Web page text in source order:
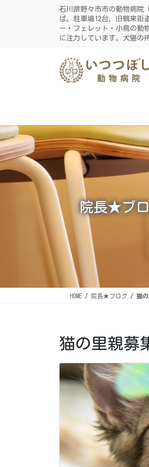
石川県野々市市の動物病院
ば。駐車場12台、旧鶴来街
ー・フェレット・小鳥の動
に注力しています。犬猫の
院長★ブ
HOME 院長★ブログ 猫
猫の里親募